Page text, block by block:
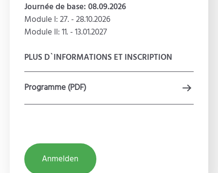
Journée de base: 08.09.2026
Module I: 27. - 28.10.2026
Module II: 11. - 13.01.2027
PLUS D`INFORMATIONS ET INSCRIPTION
Programme (PDF)
Anmelden